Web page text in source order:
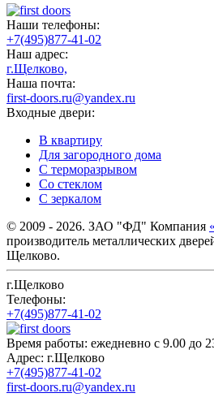
Наши телефоны:
+7(495)877-41-02
Наш адрес:
г.Щелково,
Наша почта:
first-doors.ru@yandex.ru
Входные двери:
В квартиру
Для загородного дома
С терморазрывом
Со стеклом
С зеркалом
© 2009 - 2026. ЗАО "ФД" Компания
производитель металлических
Щелково.
г.Щелково
Телефоны:
+7(495)877-41-02
Время работы: ежедневно с 9.00 до
Адрес: г.Щелково
+7(495)877-41-02
first-doors.ru@yandex.ru